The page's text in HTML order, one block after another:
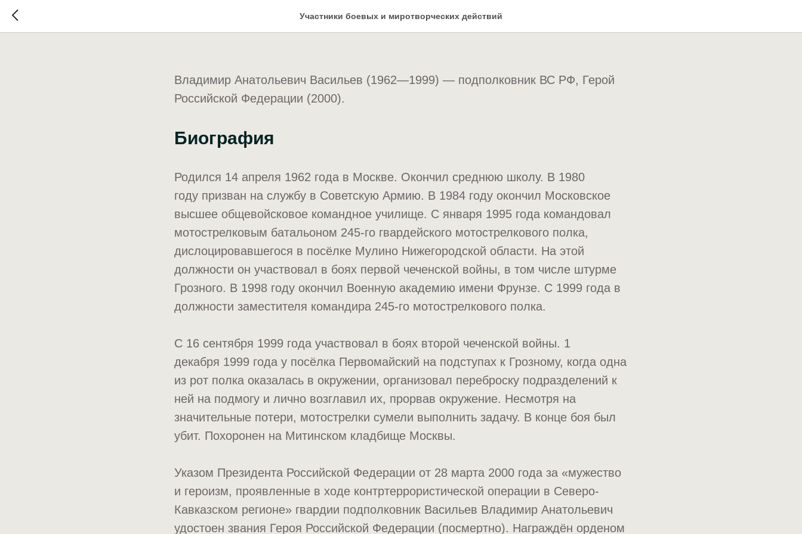
Участники боевых и миротворческих действий
Васильев Владимир Анатольевич
Владимир Анатольевич Васильев (1962—1999) — подполковник ВС РФ, Герой
Российской Федерации (2000).
Биография
Родился 14 апреля 1962 года в Москве. Окончил среднюю школу. В 1980
году призван на службу в Советскую Армию. В 1984 году окончил Московское
высшее общевойсковое командное училище. С января 1995 года командовал
мотострелковым батальоном 245-го гвардейского мотострелкового полка,
дислоцировавшегося в посёлке Мулино Нижегородской области. На этой
должности он участвовал в боях первой чеченской войны, в том числе штурме
Грозного. В 1998 году окончил Военную академию имени Фрунзе. С 1999 года в
должности заместителя командира 245-го мотострелкового полка.
С 16 сентября 1999 года участвовал в боях второй чеченской войны. 1
декабря 1999 года у посёлка Первомайский на подступах к Грозному, когда одна
из рот полка оказалась в окружении, организовал переброску подразделений к
ней на подмогу и лично возглавил их, прорвав окружение. Несмотря на
значительные потери, мотострелки сумели выполнить задачу. В конце боя был
убит. Похоронен на Митинском кладбище Москвы.
Указом Президента Российской Федерации от 28 марта 2000 года за «мужество
и героизм, проявленные в ходе контртеррористической операции в Северо-
Кавказском регионе» гвардии подполковник Васильев Владимир Анатольевич
удостоен звания Героя Российской Федерации (посмертно). Награждён орденом